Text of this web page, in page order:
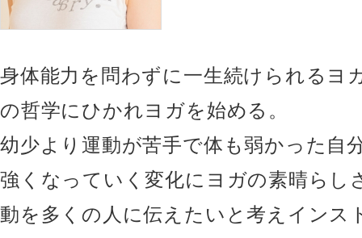
身体能力を問わずに一生続けられるヨ
の哲学にひかれヨガを始める。
幼少より運動が苦手で体も弱かった自
強くなっていく変化にヨガの素晴らし
動を多くの人に伝えたいと考えインス